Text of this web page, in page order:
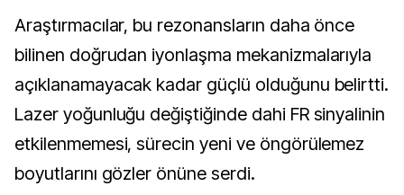
Araştırmacılar, bu rezonansların daha önce
bilinen doğrudan iyonlaşma mekanizmalarıyla
açıklanamayacak kadar güçlü olduğunu belirtti.
Lazer yoğunluğu değiştiğinde dahi FR sinyalinin
etkilenmemesi, sürecin yeni ve öngörülemez
boyutlarını gözler önüne serdi.